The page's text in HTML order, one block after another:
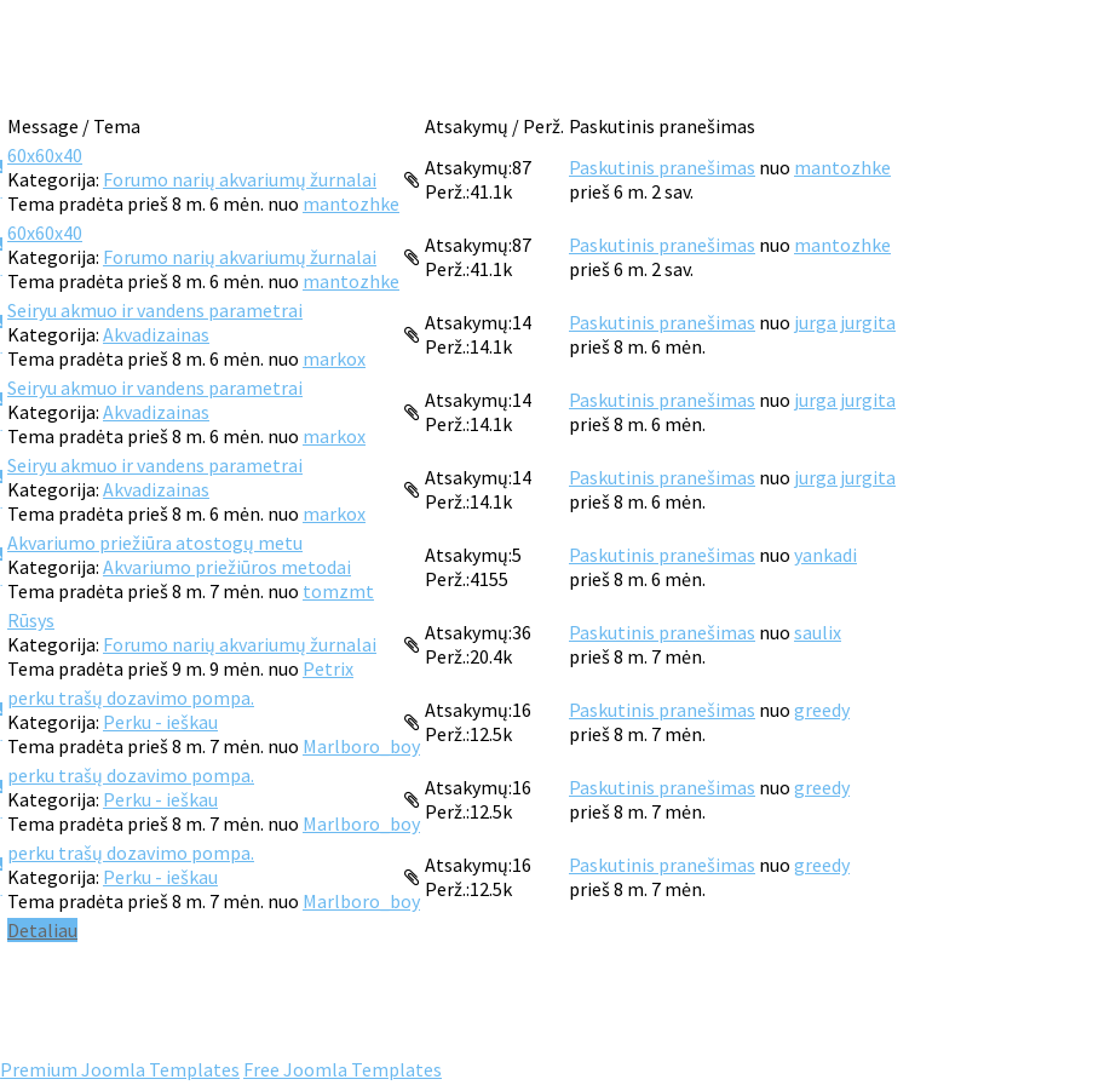
Message / Tema Atsakymų / Perž. Paskutinis pranešimas
Detaliau
60x60x40
Kategorija: Forumo narių akvariumų žurnalai
Tema pradėta prieš 8 m. 6 mėn. nuo mantozhke
Atsakymų:87
Perž.:41.1k
Paskutinis pranešimas nuo mantozhke
prieš 6 m. 2 sav.
60x60x40
Kategorija: Forumo narių akvariumų žurnalai
Tema pradėta prieš 8 m. 6 mėn. nuo mantozhke
Atsakymų:87
Perž.:41.1k
Paskutinis pranešimas nuo mantozhke
prieš 6 m. 2 sav.
Seiryu akmuo ir vandens parametrai
Kategorija: Akvadizainas
Tema pradėta prieš 8 m. 6 mėn. nuo markox
Atsakymų:14
Perž.:14.1k
Paskutinis pranešimas nuo jurga jurgita
prieš 8 m. 6 mėn.
Seiryu akmuo ir vandens parametrai
Kategorija: Akvadizainas
Tema pradėta prieš 8 m. 6 mėn. nuo markox
Atsakymų:14
Perž.:14.1k
Paskutinis pranešimas nuo jurga jurgita
prieš 8 m. 6 mėn.
Seiryu akmuo ir vandens parametrai
Kategorija: Akvadizainas
Tema pradėta prieš 8 m. 6 mėn. nuo markox
Atsakymų:14
Perž.:14.1k
Paskutinis pranešimas nuo jurga jurgita
prieš 8 m. 6 mėn.
Akvariumo priežiūra atostogų metu
Kategorija: Akvariumo priežiūros metodai
Tema pradėta prieš 8 m. 7 mėn. nuo tomzmt
Atsakymų:5
Perž.:4155
Paskutinis pranešimas nuo yankadi
prieš 8 m. 6 mėn.
Rūsys
Kategorija: Forumo narių akvariumų žurnalai
Tema pradėta prieš 9 m. 9 mėn. nuo Petrix
Atsakymų:36
Perž.:20.4k
Paskutinis pranešimas nuo saulix
prieš 8 m. 7 mėn.
perku trašų dozavimo pompa.
Kategorija: Perku - ieškau
Tema pradėta prieš 8 m. 7 mėn. nuo Marlboro_boy
Atsakymų:16
Perž.:12.5k
Paskutinis pranešimas nuo greedy
prieš 8 m. 7 mėn.
perku trašų dozavimo pompa.
Kategorija: Perku - ieškau
Tema pradėta prieš 8 m. 7 mėn. nuo Marlboro_boy
Atsakymų:16
Perž.:12.5k
Paskutinis pranešimas nuo greedy
prieš 8 m. 7 mėn.
perku trašų dozavimo pompa.
Kategorija: Perku - ieškau
Tema pradėta prieš 8 m. 7 mėn. nuo Marlboro_boy
Atsakymų:16
Perž.:12.5k
Paskutinis pranešimas nuo greedy
prieš 8 m. 7 mėn.
Premium Joomla Templates Free Joomla Templates